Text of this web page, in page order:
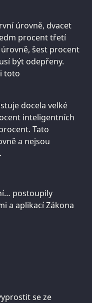
úrovně, dvacet
procent třetí
šest procent
být odepřeny.
toto
docela velké
inteligentních
Tato
a nejsou
postoupily
a aplikací Zákona
se ze